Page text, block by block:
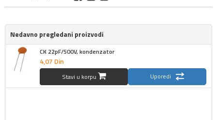
Nedavno pregledani proizvodi
CK 22pF/500V, kondenzator
4,07 Din
Stavi u korpu Uporedi